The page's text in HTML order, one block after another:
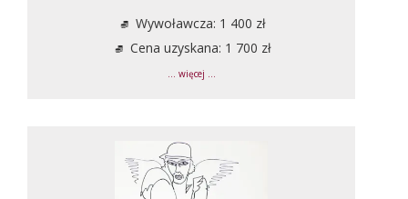
Wywoławcza: 1 400 zł
Cena uzyskana: 1 700 zł
... więcej ...